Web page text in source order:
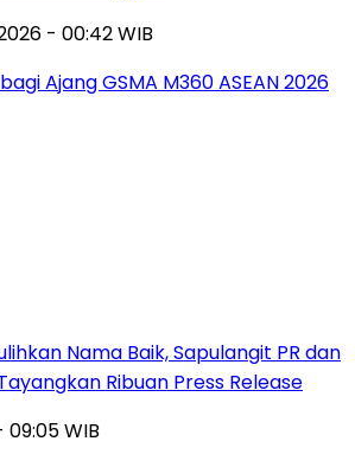
- 00:42 WIB
Ajang GSMA M360 ASEAN 2026
Nama Baik, Sapulangit PR dan
Ribuan Press Release
09:05 WIB